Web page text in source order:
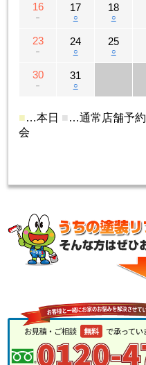
16
－
17
○
18
○
23
－
24
○
25
○
30
－
31
○
■…本日 ■ …通常店舗予約
会